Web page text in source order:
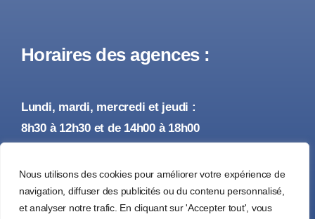
Nous utilisons des cookies pour améliorer votre expérience de
navigation, diffuser des publicités ou du contenu personnalisé,
et analyser notre trafic. En cliquant sur 'Accepter tout', vous
Horaires des agences :
Lundi, mardi, mercredi et jeudi :
8h30 à 12h30 et de 14h00 à 18h00
8h30 à 12h30 et de 14h00 à 17h00